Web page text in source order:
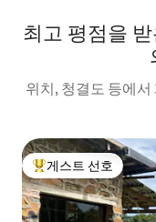
최고 평점을
위치, 청결도 등에
상위 게스트 선호
게스트 선호